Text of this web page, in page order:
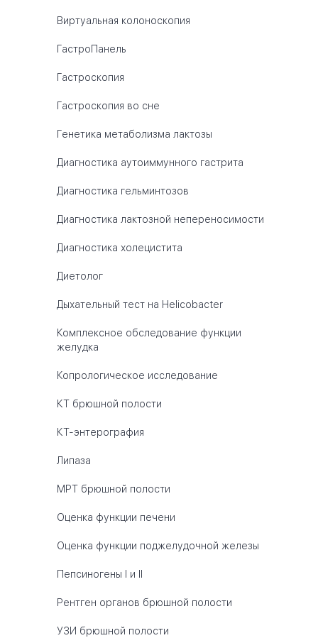
Виртуальная колоноскопия
ГастроПанель
Гастроскопия
Гастроскопия во сне
Генетика метаболизма лактозы
Диагностика аутоиммунного гастрита
Диагностика гельминтозов
Диагностика лактозной непереносимости
Диагностика холецистита
Диетолог
Дыхательный тест на Helicobacter
Комплексное обследование функции
желудка
Копрологическое исследование
КТ брюшной полости
КТ-энтерография
Липаза
МРТ брюшной полости
Оценка функции печени
Оценка функции поджелудочной железы
Пепсиногены I и II
Рентген органов брюшной полости
УЗИ брюшной полости